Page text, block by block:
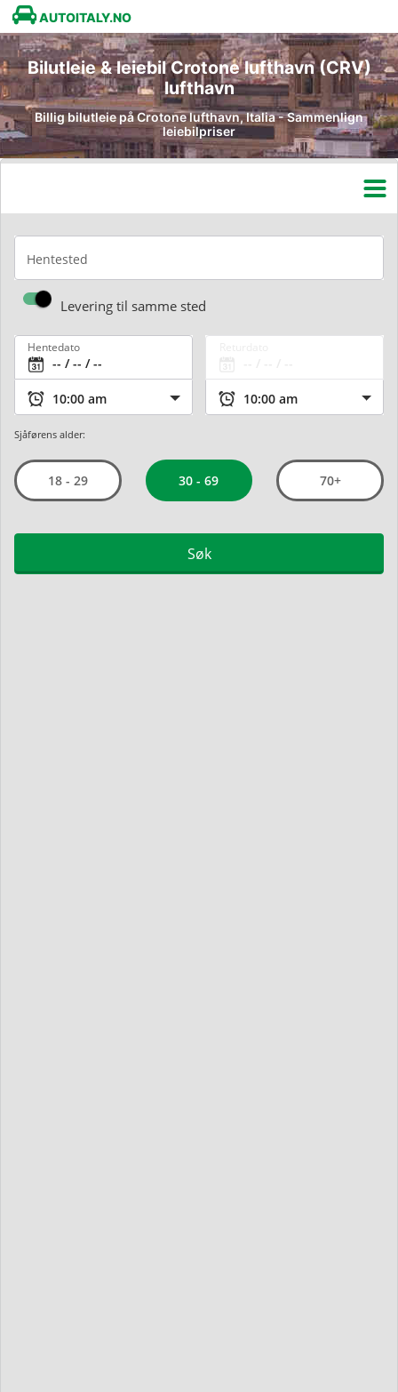
AUTOITALY.NO
Bilutleie & leiebil Crotone lufthavn (CRV)
lufthavn
Billig bilutleie på Crotone lufthavn, Italia - Sammenlign
leiebilpriser
Hentested
Levering til samme sted
Hentedato
Sjåførens alder:
18 - 29 30 - 69 70+
Søk